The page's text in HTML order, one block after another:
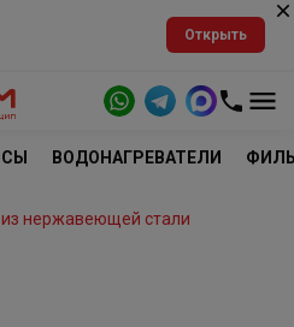
Открыть
ВОДОНАГРЕВАТЕЛИ
нержавеющей стали